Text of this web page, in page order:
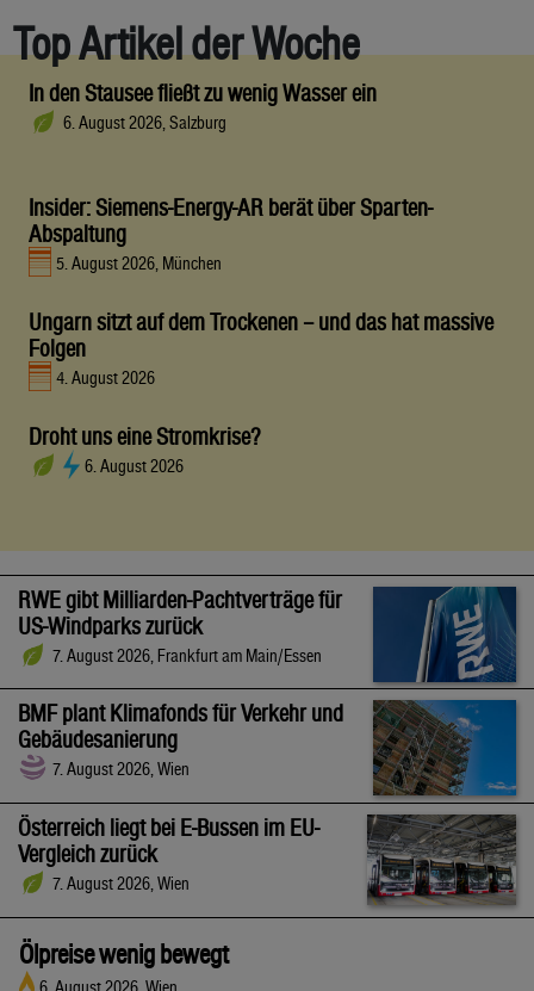
Top Artikel der Woche
In den Stausee fließt zu wenig Wasser ein
6. August 2026, Salzburg
Insider: Siemens-Energy-AR berät über Sparten-
Abspaltung
5. August 2026, München
Ungarn sitzt auf dem Trockenen – und das hat massive
Folgen
4. August 2026
Droht uns eine Stromkrise?
6. August 2026
RWE gibt Milliarden-Pachtverträge für
US-Windparks zurück
7. August 2026, Frankfurt am Main/Essen
BMF plant Klimafonds für Verkehr und
Gebäudesanierung
7. August 2026, Wien
Österreich liegt bei E-Bussen im EU-
Vergleich zurück
7. August 2026, Wien
Ölpreise wenig bewegt